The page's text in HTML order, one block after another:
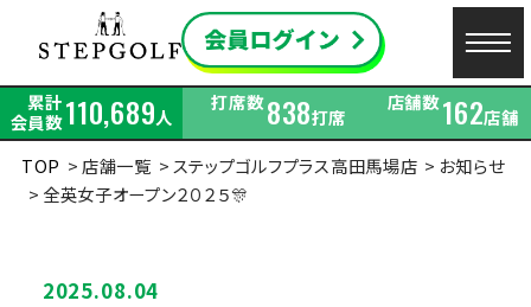
累計
会員数110,689人
打席数838打席
店舗数162店舗
TOP
店舗一覧 ステップゴルフプラス高田馬場店
お知らせ
全英女子オープン２０２５🎊
2025.08.04